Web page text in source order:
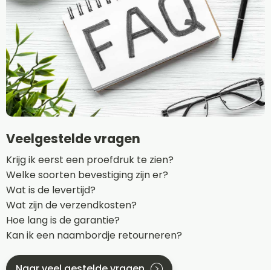
Veelgestelde vragen
Krijg ik eerst een proefdruk te zien?
Welke soorten bevestiging zijn er?
Wat is de levertijd?
Wat zijn de verzendkosten?
Hoe lang is de garantie?
Kan ik een naambordje retourneren?